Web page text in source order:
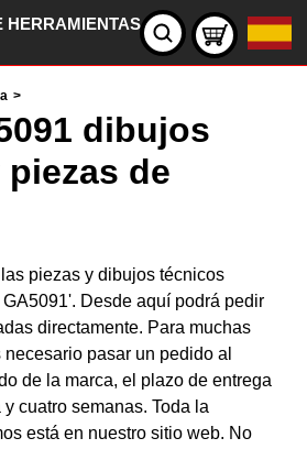
HERRAMIENTAS
>
dibujos
de
piezas y dibujos técnicos
Desde aquí podrá pedir
directamente. Para muchas
pasar un pedido al
de la marca, el plazo de entrega
cuatro semanas. Toda la
está en nuestro sitio web. No